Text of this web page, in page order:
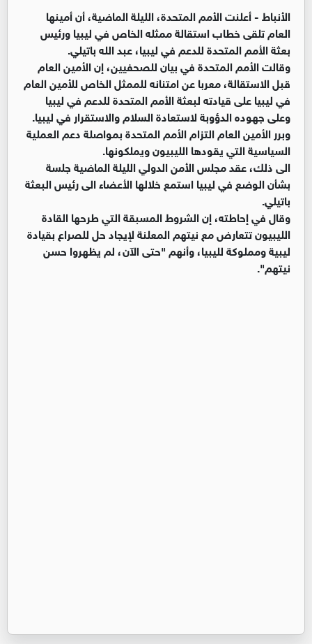
الأنباط -أعلنت الأمم المتحدة، الليلة الماضية، أن أمينها
العام تلقى خطاب استقالة ممثله الخاص في ليبيا ورئيس
بعثة الأمم المتحدة للدعم في ليبيا، عبد الله باتيلي.
وقالت الأمم المتحدة في بيان للصحفيين، إن الأمين العام
قبل الاستقالة، معربا عن امتنانه للممثل الخاص للأمين العام
في ليبيا على قيادته لبعثة الأمم المتحدة للدعم في ليبيا
وعلى جهوده الدؤوبة لاستعادة السلام والاستقرار في ليبيا.
وبرر الأمين العام التزام الأمم المتحدة بمواصلة دعم العملية
السياسية التي يقودها الليبيون ويملكونها.
الى ذلك، عقد مجلس الأمن الدولي الليلة الماضية جلسة
بشأن الوضع في ليبيا استمع خلالها الأعضاء الى رئيس البعثة
باتيلي.
وقال في إحاطته، إن الشروط المسبقة التي طرحها القادة
الليبيون تتعارض مع نيتهم المعلنة لإيجاد حل للصراع بقيادة
ليبية ومملوكة لليبيا، وأنهم "حتى الآن، لم يظهروا حسن
نيتهم".